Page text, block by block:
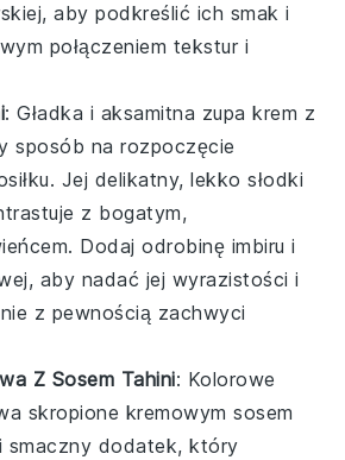
aby podkreślić ich smak i
połączeniem tekstur i
: Gładka i aksamitna zupa krem z
sposób na rozpoczęcie
Jej delikatny, lekko słodki
z bogatym,
Dodaj odrobinę imbiru i
, aby nadać jej wyrazistości i
z pewnością zachwyci
Z Sosem Tahini: Kolorowe
skropione kremowymsosem
smaczny dodatek, który